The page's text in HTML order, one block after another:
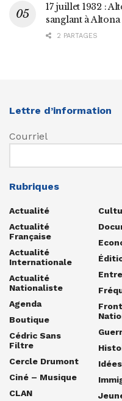
17 juillet 1932 :
sanglant à Altona
2 PARTAGES
Lettre d’information
Courriel
Rubriques
Actualité
Actualité
Française
Actualité
Internationale
Actualité
Nationaliste
Agenda
Boutique
Cédric Sans
Filtre
Cercle Drumont
Ciné – Musique
CLAN
Front
Idées